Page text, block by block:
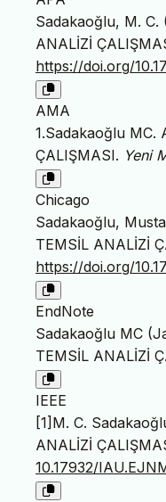
Sadakaoğlu, M. C.
ANALİZİ
https://doi.org/
AMA
1.Sadakaoğlu MC.
ÇALIŞMASI. Yeni
Chicago
Sadakaoğlu,
TEMSİL ANALİZİ
https://doi.org/
EndNote
Sadakaoğlu MC
TEMSİL ANALİZİ
IEEE
[1]M. C.
ANALİZİ
10.17932/